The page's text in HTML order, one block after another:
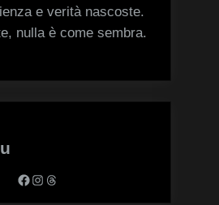
e verità nascoste.
nulla è come sembra.
Facebook
Instagram
Threads